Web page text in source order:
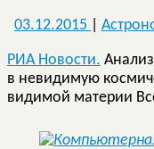
03.12.2015
РИА Новости.
в невидимую
видимой материи